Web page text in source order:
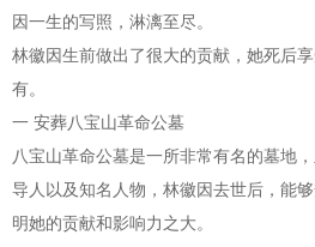
因一生的写照，淋漓至尽。
林徽因生前做出了很大的贡献，她死后
有。
一 安葬八宝山革命公墓
八宝山革命公墓是一所非常有名的墓地
导人以及知名人物，林徽因去世后，能
明她的贡献和影响力之大。